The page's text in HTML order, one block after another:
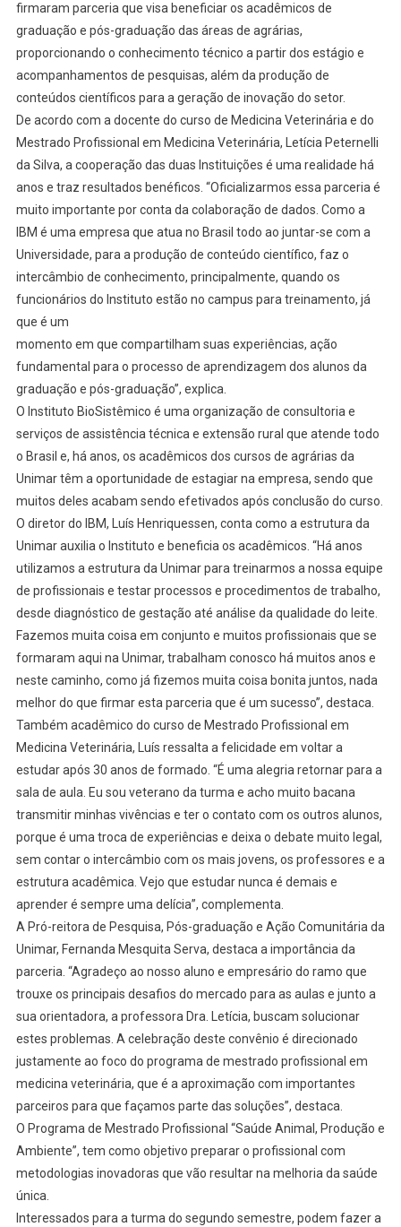
firmaram parceria que visa beneficiar os acadêmicos de
graduação e pós-graduação das áreas de agrárias,
proporcionando o conhecimento técnico a partir dos estágio e
acompanhamentos de pesquisas, além da produção de
conteúdos científicos para a geração de inovação do setor.
De acordo com a docente do curso de Medicina Veterinária e do
Mestrado Profissional em Medicina Veterinária, Letícia Peternelli
da Silva, a cooperação das duas Instituições é uma realidade há
anos e traz resultados benéficos. “Oficializarmos essa parceria é
muito importante por conta da colaboração de dados. Como a
IBM é uma empresa que atua no Brasil todo ao juntar-se com a
Universidade, para a produção de conteúdo científico, faz o
intercâmbio de conhecimento, principalmente, quando os
funcionários do Instituto estão no campus para treinamento, já
que é um
momento em que compartilham suas experiências, ação
fundamental para o processo de aprendizagem dos alunos da
graduação e pós-graduação”, explica.
O Instituto BioSistêmico é uma organização de consultoria e
serviços de assistência técnica e extensão rural que atende todo
o Brasil e, há anos, os acadêmicos dos cursos de agrárias da
Unimar têm a oportunidade de estagiar na empresa, sendo que
muitos deles acabam sendo efetivados após conclusão do curso.
O diretor do IBM, Luís Henriquessen, conta como a estrutura da
Unimar auxilia o Instituto e beneficia os acadêmicos. “Há anos
utilizamos a estrutura da Unimar para treinarmos a nossa equipe
de profissionais e testar processos e procedimentos de trabalho,
desde diagnóstico de gestação até análise da qualidade do leite.
Fazemos muita coisa em conjunto e muitos profissionais que se
formaram aqui na Unimar, trabalham conosco há muitos anos e
neste caminho, como já fizemos muita coisa bonita juntos, nada
melhor do que firmar esta parceria que é um sucesso”, destaca.
Também acadêmico do curso de Mestrado Profissional em
Medicina Veterinária, Luís ressalta a felicidade em voltar a
estudar após 30 anos de formado. “É uma alegria retornar para a
sala de aula. Eu sou veterano da turma e acho muito bacana
transmitir minhas vivências e ter o contato com os outros alunos,
porque é uma troca de experiências e deixa o debate muito legal,
sem contar o intercâmbio com os mais jovens, os professores e a
estrutura acadêmica. Vejo que estudar nunca é demais e
aprender é sempre uma delícia”, complementa.
A Pró-reitora de Pesquisa, Pós-graduação e Ação Comunitária da
Unimar, Fernanda Mesquita Serva, destaca a importância da
parceria. “Agradeço ao nosso aluno e empresário do ramo que
trouxe os principais desafios do mercado para as aulas e junto a
sua orientadora, a professora Dra. Letícia, buscam solucionar
estes problemas. A celebração deste convênio é direcionado
justamente ao foco do programa de mestrado profissional em
medicina veterinária, que é a aproximação com importantes
parceiros para que façamos parte das soluções”, destaca.
O Programa de Mestrado Profissional “Saúde Animal, Produção e
Ambiente”, tem como objetivo preparar o profissional com
metodologias inovadoras que vão resultar na melhoria da saúde
única.
Interessados para a turma do segundo semestre, podem fazer a